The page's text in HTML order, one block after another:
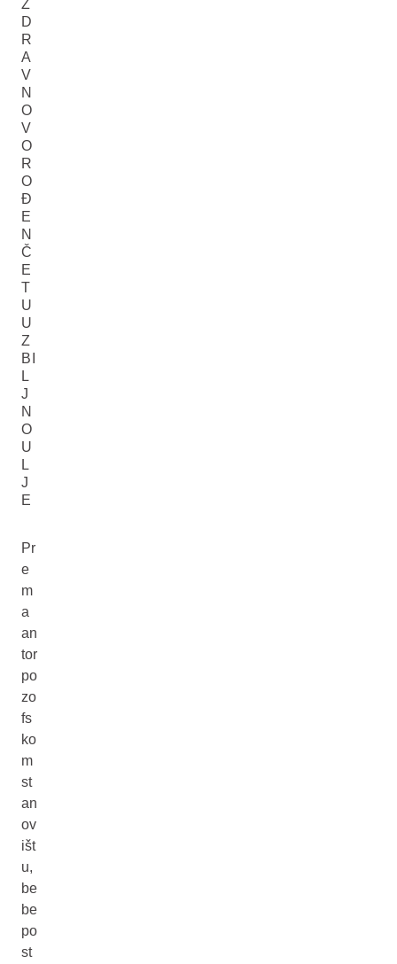
Z
D
R
A
V
N
O
V
O
R
O
Đ
E
N
Č
E
T
U
U
Z
BI
L
J
N
O
U
L
J
E
Pr
e
m
a
an
tor
po
zo
fs
ko
m
st
an
ov
išt
u,
be
be
po
st